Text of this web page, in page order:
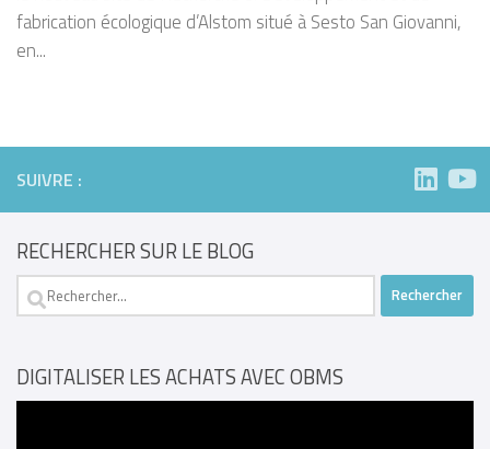
fabrication écologique d’Alstom situé à Sesto San Giovanni,
en...
SUIVRE :
RECHERCHER SUR LE BLOG
Rechercher :
DIGITALISER LES ACHATS AVEC OBMS